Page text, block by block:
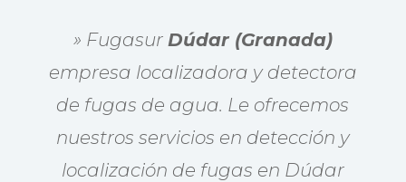
» Fugasur Dúdar (Granada)
empresa localizadora y detectora
de fugas de agua. Le ofrecemos
nuestros servicios en detección y
localización de fugas en Dúdar